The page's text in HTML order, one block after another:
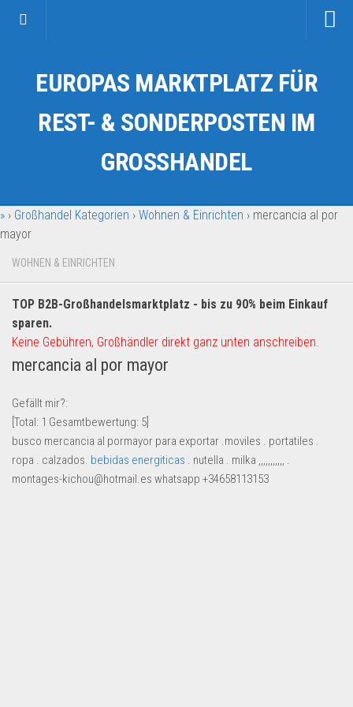
Kategorien
Auto & Motorrad
Fahrzeuge & Transport
Garten & Werkzeug
Geschenkartikel
Handy und Smartphone
Kosmetik & Pflege
Lebensmittel & Getränke
Multimedia & Elektro
Münzen
Spielzeug & Games
Schuhe & Accessoires
EUROPAS MARKTPLATZ FÜR
REST- & SONDERPOSTEN IM
GROSSHANDEL
» › Großhandel Kategorien › Wohnen & Einrichten › mercancia al por
mayor
WOHNEN & EINRICHTEN
TOP B2B-Großhandelsmarktplatz - bis zu 90% beim Einkauf
sparen.
Keine Gebühren, Großhändler direkt ganz unten anschreiben.
mercancia al por mayor
Gefällt mir?:
[Total: 1 Gesamtbewertung: 5
busco mercancia al pormayor para exportar .moviles . portatiles .
ropa . calzados. bebidas energiticas . nutella . milka ,,,,,,,,,,, .
montages-kichou@hotmail.es whatsapp +34658113153